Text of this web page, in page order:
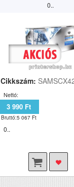
0..
Cikkszám:
Nettó:
3 990 Ft
Bruttó:5 067 Ft
0..